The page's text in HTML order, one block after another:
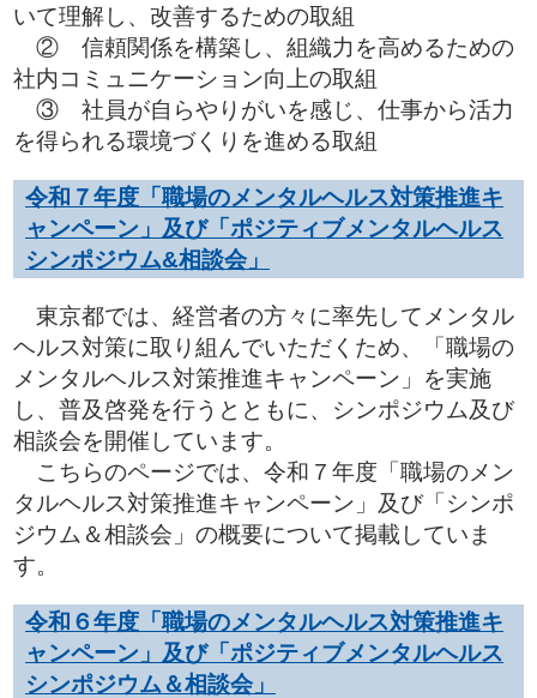
いて理解し、改善するための取組
② 信頼関係を構築し、組織力を高めるための
社内コミュニケーション向上の取組
③ 社員が自らやりがいを感じ、仕事から活力
を得られる環境づくりを進める取組
令和７年度「職場のメンタルヘルス対策推進キ
ャンペーン」及び「ポジティブメンタルヘルス
シンポジウム&相談会」
東京都では、経営者の方々に率先してメンタル
ヘルス対策に取り組んでいただくため、「職場の
メンタルヘルス対策推進キャンペーン」を実施
し、普及啓発を行うとともに、シンポジウム及び
相談会を開催しています。
こちらのページでは、令和７年度「職場のメン
タルヘルス対策推進キャンペーン」及び「シンポ
ジウム＆相談会」の概要について掲載していま
す。
令和６年度「職場のメンタルヘルス対策推進キ
ャンペーン」及び「ポジティブメンタルヘルス
シンポジウム＆相談会」